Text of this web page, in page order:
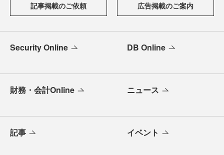
記事掲載のご依頼 広告掲載のご案内
Security Online DB Online
財務・会計Online ニュース
記事 イベント